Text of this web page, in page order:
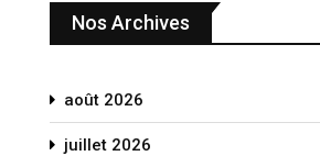
Nos Archives
août 2026
juillet 2026